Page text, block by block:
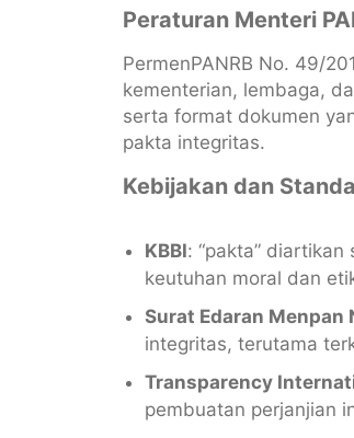
Peraturan Menteri
PermenPANRB No. 49/
kementerian, lembaga,
serta format dokumen
pakta integritas.
Kebijakan dan
KBBI: “pakta”
keutuhan moral dan
Surat Edaran Menpan
integritas, terutama
Transparency
pembuatan perjanjian